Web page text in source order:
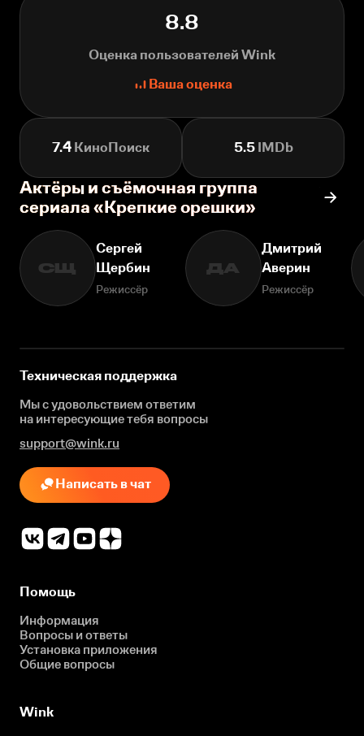
8.8
Оценка пользователей Wink
Ваша оценка
7.4 КиноПоиск 5.5IMDb
Актёры и съёмочная группа
сериала «Крепкие орешки»
СЩ
Сергей
Щербин
Режиссёр
ДА
Дмитрий
Аверин
Режиссёр
Техническая поддержка
Мы с удовольствием ответим
на интересующиетебя вопросы
support@wink.ru
Написать в чат
Помощь
Информация
Вопросы и ответы
Установка приложения
Общие вопросы
Wink